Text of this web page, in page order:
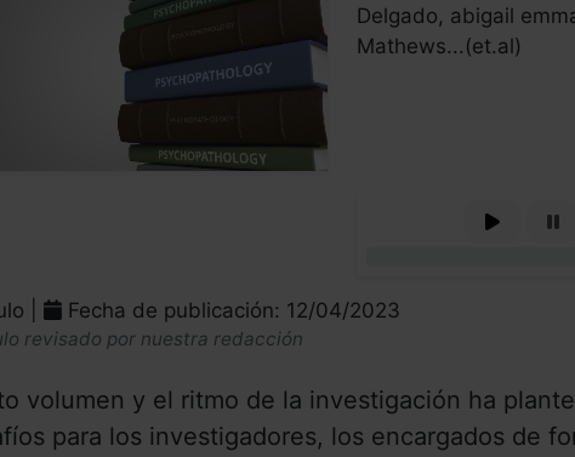
Delgado, abigail
Mathews...(et.al)
| Fecha de publicación: 12/04/2023
revisado por nuestra redacción
volumen y el ritmo de la investigación ha
para los investigadores, los encargados de